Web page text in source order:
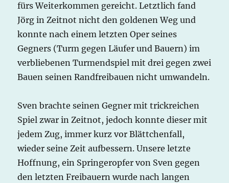
fürs Weiterkommen gereicht. Letztlich fand
Jörg in Zeitnot nicht den goldenen Weg und
konnte nach einem letzten Oper seines
Gegners (Turm gegen Läufer und Bauern) im
verbliebenen Turmendspiel mit drei gegen zwei
Bauen seinen Randfreibauen nicht umwandeln.
Sven brachte seinen Gegner mit trickreichen
Spiel zwar in Zeitnot, jedoch konnte dieser mit
jedem Zug, immer kurz vor Blättchenfall,
wieder seine Zeit aufbessern. Unsere letzte
Hoffnung, ein Springeropfer von Sven gegen
den letzten Freibauern wurde nach langen